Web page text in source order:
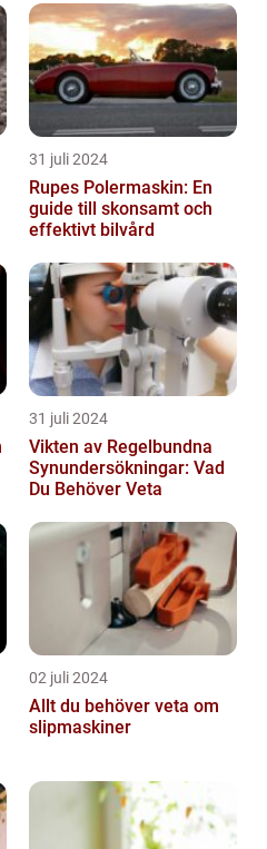
31 juli 2024
Rupes Polermaskin: En
guide till skonsamt och
effektivt bilvård
31 juli 2024
Vikten av Regelbundna
Synundersökningar: Vad
Du Behöver Veta
02 juli 2024
Allt du behöver veta om
slipmaskiner